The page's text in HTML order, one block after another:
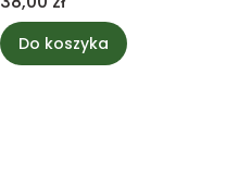
Do koszyka